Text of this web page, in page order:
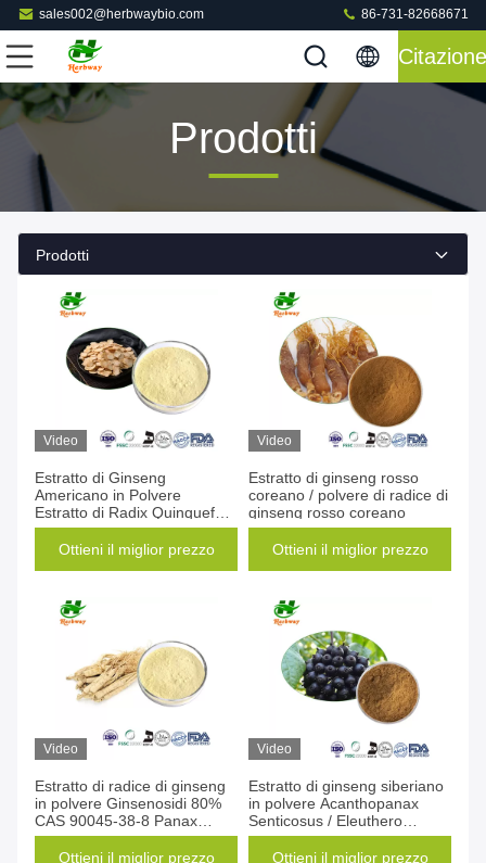
sales002@herbwaybio.com 86-731-82668671
Citazione
Prodotti
Prodotti
Video
Estratto di Ginseng
Americano in Polvere
Estratto di Radix Quinquefolii
in Polvere 20%-95%
Ginsenoside in Polvere
Ottieni il miglior prezzo
Video
Estratto di ginseng rosso
coreano / polvere di radice di
ginseng rosso coreano
Ottieni il miglior prezzo
Video
Estratto di radice di ginseng
in polvere Ginsenosidi 80%
CAS 90045-38-8 Panax
Ginsen Estratto di ginseng
Ottieni il miglior prezzo
Video
Estratto di ginseng siberiano
in polvere Acanthopanax
Senticosus / Eleuthero
Extract
Ottieni il miglior prezzo